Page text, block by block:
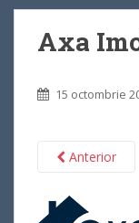
Axa
15 octombrie
Anterior